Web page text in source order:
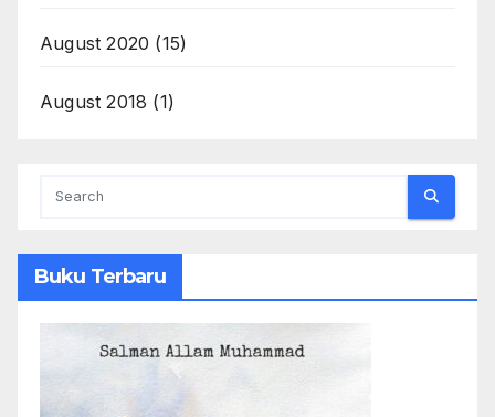
August 2020 (15)
August 2018 (1)
Buku Terbaru